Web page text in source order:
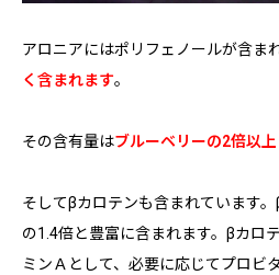
アロニアにはポリフェノールが含ま
く含まれます。
その含有量はブルーベリーの2倍以上
そしてβカロテンも含まれています
の1.4倍と豊富に含まれます。βカロ
ミンＡとして、必要に応じてプロビ